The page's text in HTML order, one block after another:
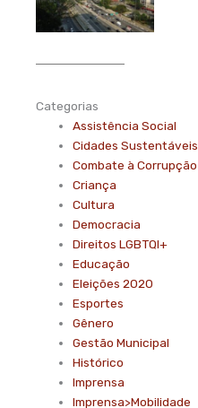
Categorias
Assistência Social
Cidades Sustentáveis
Combate à Corrupção
Criança
Cultura
Democracia
Direitos LGBTQI+
Educação
Eleições 2020
Esportes
Gênero
Gestão Municipal
Histórico
Imprensa
Imprensa>Mobilidade